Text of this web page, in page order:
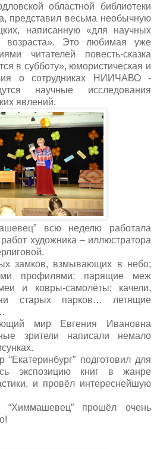
областной библиотеки
представил весьма необычную
написанную «для научных
возраста». Это любимая уже
читателей повесть-сказка
в субботу», юмористическая и
о сотрудниках НИИЧАВО -
научные исследования
явлений.
всю неделю работала
художника – иллюстратора
замков, взмывающих в небо;
профилями; парящие меж
и ковры-самолёты; качели,
старых парков… летящие
мир Евгения Ивановна
зрители написали немало
подготовил для
экспозицию книг в жанре
и провёл интереснейшую
прошёл очень